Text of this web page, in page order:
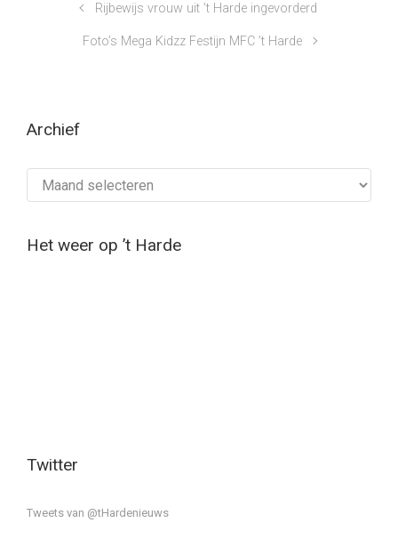
Rijbewijs vrouw uit ’t Harde ingevorderd
Foto’s Mega Kidzz Festijn MFC ’t Harde
Archief
Het weer op ’t Harde
Twitter
Tweets van @tHardenieuws